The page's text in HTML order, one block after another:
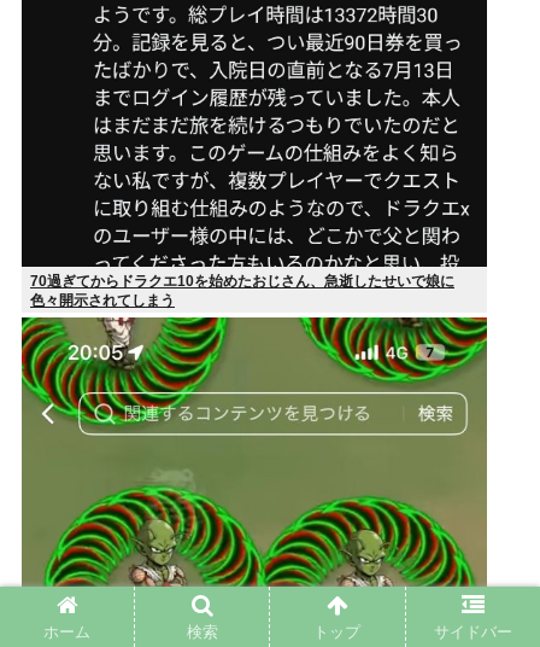
70過ぎてからドラクエ10を始めたおじさん、急逝したせいで娘に
色々開示されてしまう
ホーム 検索 トップ サイドバー